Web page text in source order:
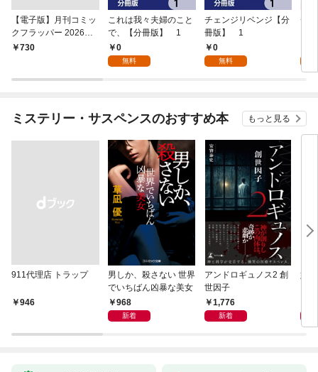
【電子版】月刊コミッ
クフラッパー 2026年9
月号
￥730
これは我々夫婦のこと
で、【分冊版】 1
0
無料
チェンジリベンジ【分
冊版】 1
0
無料
チ
ミステリー・サスペンスのおすすめ本 もっと見る
911代理店 トラップ
￥946
男しか、殺さない 世界
でいちばん凶暴な美女
968
新着
アンドロギュノス2 創
世因子
1,776
新着
姐